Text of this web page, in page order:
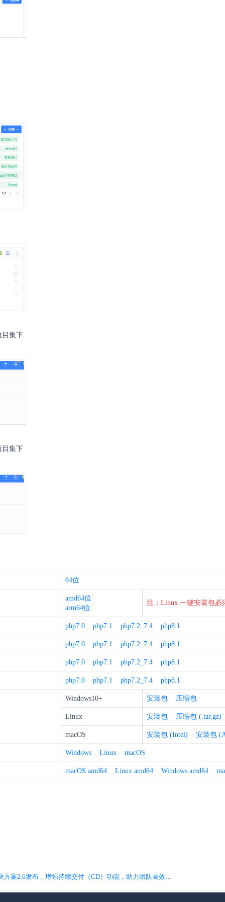
目集下
目集下
64位
amd64位
arm64位
注：Linux 一键安装包必
php7.0 php7.1 php7.2_7.4 php8.1
php7.0 php7.1 php7.2_7.4 php8.1
php7.0 php7.1 php7.2_7.4 php8.1
php7.0 php7.1 php7.2_7.4 php8.1
Windows10+ 安装包 压缩包
Linux 安装包 压缩包 (.tar.gz)
macOS 安装包 (Intel) 安装包
Windows Linux macOS
macOS amd64 Linux amd64 Windows amd64
下一篇 DevOps解决方案2.6发布，增强持续交付（CD）功能，助力团队高效上线